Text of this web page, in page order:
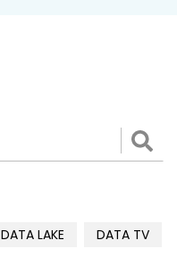
DATA LAKE DATA TV